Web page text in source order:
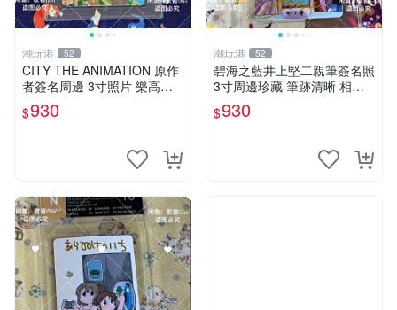
潮玩港 52
CITY THE ANIMATION 原作
者簽名周邊 3寸照片 樂高卡
磚 自製限量版 nichijou city th
e animation 簽名照 卡
$930
潮玩港 52
碧海之藍井上堅二親筆簽名照
3寸周邊珍藏 筆跡清晰 相框
精美 碧海之藍 簽名照片 井上
堅二 周邊品
$930